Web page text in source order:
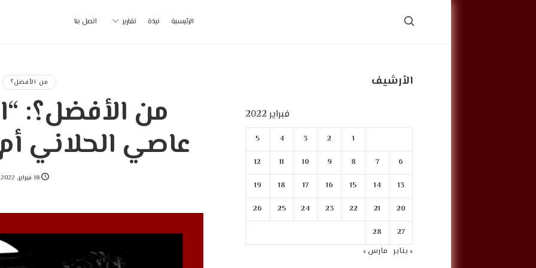
الرئيسية نبذة تقارير اتصل بنا
| من الأفضل؟
من الأفضل؟:
عاصي الحلاني
18 فبراير, 2022
الأرشيف
فبراير 2022
1
2
3
4
5
6
7
8
9
10
11
12
13
14
15
16
17
18
19
20
21
22
23
24
25
26
27
28
« يناير مارس »